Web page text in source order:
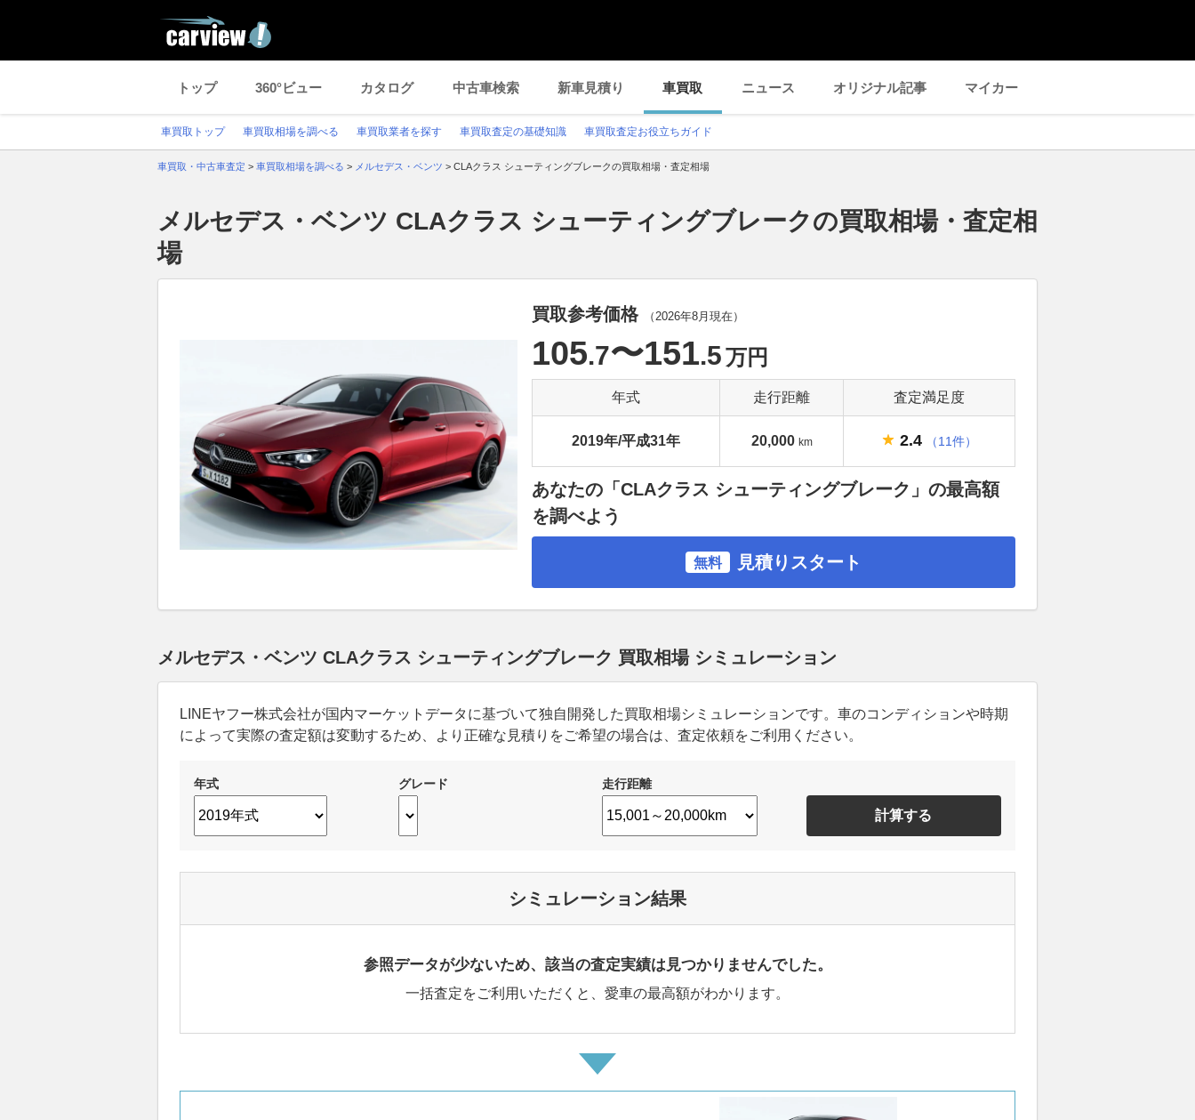
トップ 360°ビュー カタログ 中古車検索 新車見積り 車買取 ニュース オリジナル記事 マイカー
車買取トップ 車買取相場を調べる 車買取業者を探す 車買取査定の基礎知識 車買取査定お役立ちガイド
車買取・中古車査定 > 車買取相場を調べる > メルセデス・ベンツ > CLAクラス シューティングブレークの買取相場・査定相場
メルセデス・ベンツ CLAクラス シューティングブレークの買取相場・査定相
場
買取参考価格 （2026年8月 現在）
105.7〜151.5万円
年式 走行距離 査定満足度
2019年/平成31年 20,000 km 2.4 （11件）
あなたの「CLAクラス シューティングブレーク」の最高額
を調べよう
無料 見積りスタート
メルセデス・ベンツ CLAクラス シューティングブレーク 買取相場 シミュレーション
LINEヤフー株式会社が国内マーケットデータに基づいて独自開発した買取相場シミュレーションです。車のコンディションや時期
によって実際の査定額は変動するため、より正確な見積りをご希望の場合は、査定依頼をご利用ください。
年式 グレード 走行距離
計算する
シミュレーション結果
参照データが少ないため、該当の査定実績は見つかりませんでした。
一括査定をご利用いただくと、愛車の最高額がわかります。